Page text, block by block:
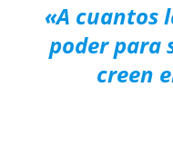
«A cuantos
poder para
creen